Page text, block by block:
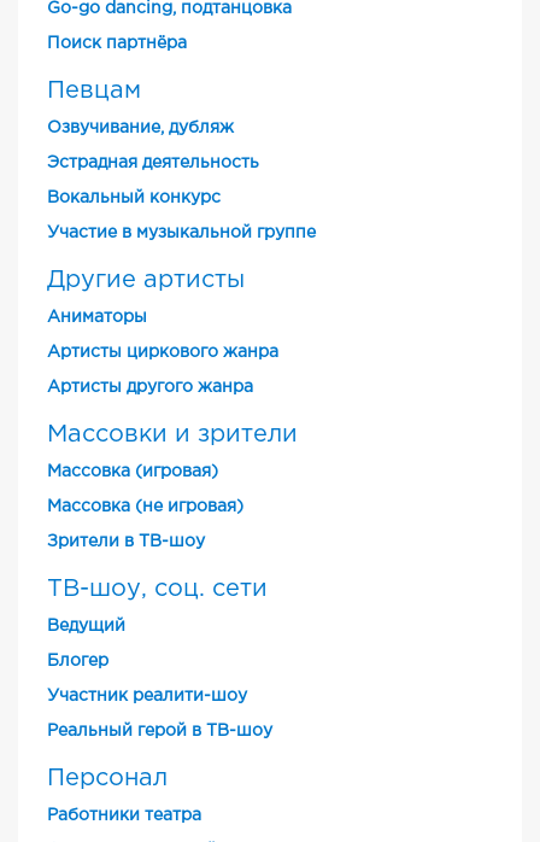
Go-go dancing, подтанцовка
Поиск партнёра
Певцам
Озвучивание, дубляж
Эстрадная деятельность
Вокальный конкурс
Участие в музыкальной группе
Другие артисты
Аниматоры
Артисты циркового жанра
Артисты другого жанра
Массовки и зрители
Массовка (игровая)
Массовка (не игровая)
Зрители в ТВ-шоу
ТВ-шоу, соц. сети
Ведущий
Блогер
Участник реалити-шоу
Реальный герой в ТВ-шоу
Персонал
Работники театра